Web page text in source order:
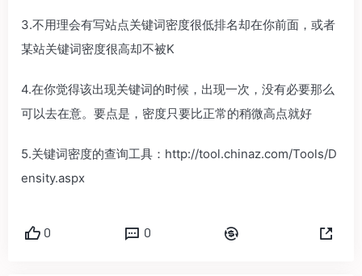
3.不用理会有写站点关键词密度很低排名却在你前面，或者
某站关键词密度很高却不被K
4.在你觉得该出现关键词的时候，出现一次，没有必要那么
可以去在意。要点是，密度只要比正常的稍微高点就好
5.关键词密度的查询工具：http://tool.chinaz.com/Tools/D
ensity.aspx
0 0